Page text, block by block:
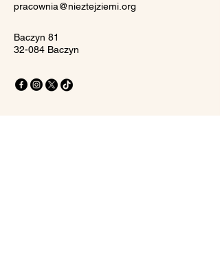
pracownia@nieztejziemi.org
Baczyn 81
32-084 Baczyn